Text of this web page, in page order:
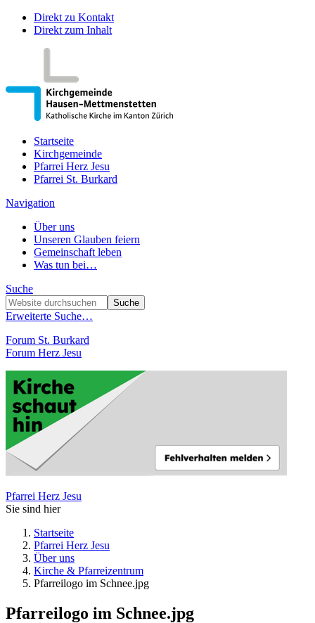
Direkt zu Kontakt
Direkt zum Inhalt
Startseite
Kirchgemeinde
Pfarrei Herz Jesu
Pfarrei St. Burkard
Navigation
Über uns
Unseren Glauben feiern
Gemeinschaft leben
Was tun bei…
Suche
Erweiterte Suche…
Forum St. Burkard
Forum Herz Jesu
Pfarrei Herz Jesu
Sie sind hier
Startseite
Pfarrei Herz Jesu
Über uns
Kirche & Pfarreizentrum
Pfarreilogo im Schnee.jpg
Pfarreilogo im Schnee.jpg